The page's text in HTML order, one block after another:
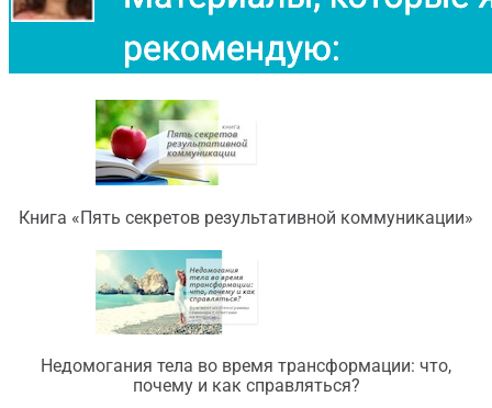
Книга «Пять секретов результативной коммуникации»
Недомогания тела во время трансформации: что,
почему и как справляться?